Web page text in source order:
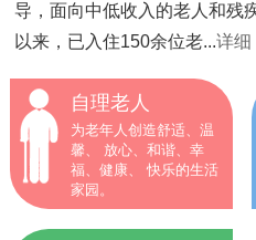
导，面向中低收入的老人和残
以来，已入住150余位老...详细
自理老人
为老年人创造舒适、温
馨、 放心、和谐、幸
福、健康、 快乐的生活
家园。